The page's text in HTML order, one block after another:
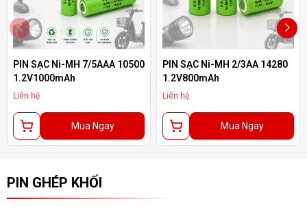
PIN SẠC Ni-MH 7/5AAA 10500
1.2V1000mAh
Liên hệ
Mua Ngay
PIN SẠC Ni-MH 2/3AA 14280
1.2V800mAh
Liên hệ
Mua Ngay
PIN GHÉP KHỐI